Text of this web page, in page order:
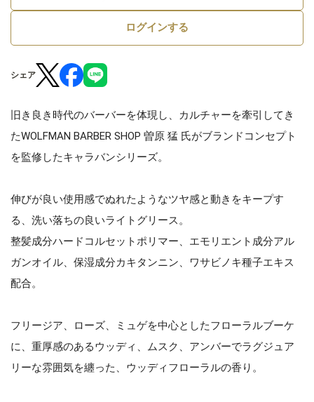
ログインする
シェア
旧き良き時代のバーバーを体現し、カルチャーを牽引してき
たWOLFMAN BARBER SHOP 曽原 猛 氏がブランドコンセプト
を監修したキャラバンシリーズ。
伸びが良い使用感でぬれたようなツヤ感と動きをキープす
る、洗い落ちの良いライトグリース。
整髪成分ハードコルセットポリマー、エモリエント成分アル
ガンオイル、保湿成分カキタンニン、ワサビノキ種子エキス
配合。
フリージア、ローズ、ミュゲを中心としたフローラルブーケ
に、重厚感のあるウッディ、ムスク、アンバーでラグジュア
リーな雰囲気を纏った、ウッディフローラルの香り。